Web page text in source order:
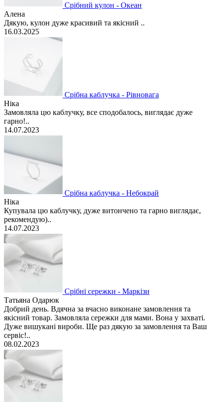
Срібний кулон - Океан
Алена
Дякую, кулон дуже красивий та якісний ..
16.03.2025
Срібна каблучка - Рівновага
Ніка
Замовляла цю каблучку, все сподобалось, виглядає дуже
гарно!..
14.07.2023
Срібна каблучка - Небокрай
Ніка
Купувала цю каблучку, дуже витончено та гарно виглядає,
рекомендую)..
14.07.2023
Срібні сережки - Маркізи
Татьяна Одарюк
Добрий день. Вдячна за вчасно виконане замовлення та
якісний товар. Замовляла сережки для мами. Вона у захваті.
Дуже вишукані вироби. Ще раз дякую за замовлення та Ваш
сервіс!..
08.02.2023